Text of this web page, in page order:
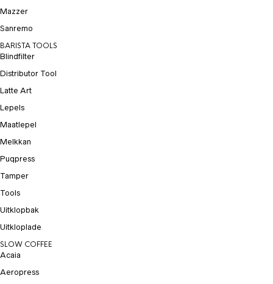
Mazzer
Sanremo
BARISTA TOOLS
Blindfilter
Distributor Tool
Latte Art
Lepels
Maatlepel
Melkkan
Puqpress
Tamper
Tools
Uitklopbak
Uitkloplade
SLOW COFFEE
Acaia
Aeropress